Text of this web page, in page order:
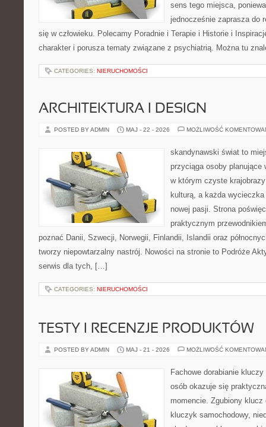
sens tego miejsca,
jednocześnie zaprasza do
się w człowieku. Polecamy Poradnie i Terapie i Historie i
charakter i porusza tematy związane z psychiatrią. Można tu
CATEGORIES: NIERUCHOMOŚCI
ARCHITEKTURA I DESIGN
POSTED BY ADMIN MAJ - 22 - 2026 MOŻLIWOŚĆ
skandynawski świat to
przyciąga osoby planujące
w którym czyste
kulturą, a każda
nowej pasji. Strona
praktycznym
poznać Danii, Szwecji, Norwegii, Finlandii, Islandii oraz
tworzy niepowtarzalny nastrój. Nowości na stronie to Podróże
serwis dla tych, […]
CATEGORIES: NIERUCHOMOŚCI
TESTY I RECENZJE PRODUKTÓW
POSTED BY ADMIN MAJ - 21 - 2026 MOŻLIWOŚĆ
Fachowe dorabianie
osób okazuje się
momencie. Zgubiony
kluczyk samochodowy,